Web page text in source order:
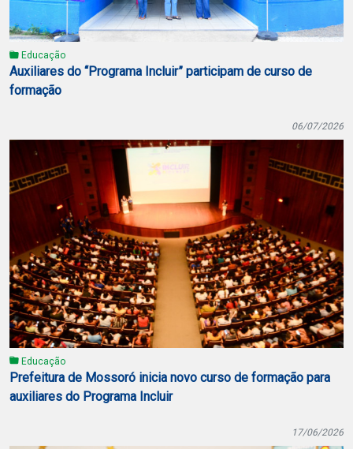
Educação
Auxiliares do “Programa Incluir” participam de curso de
formação
06/07/2026
Educação
Prefeitura de Mossoró inicia novo curso de formação para
auxiliares do Programa Incluir
17/06/2026